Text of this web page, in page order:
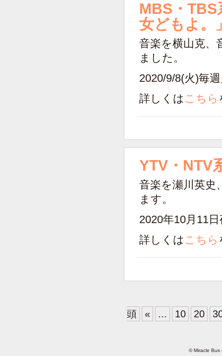
MBS・
女どもよ。
音楽を横山克、
ました。
2020/9/8(火)毎
詳しくは こちら
YTV・NTV
音楽を瀬川英史
ます。
2020年10月11
詳しくは こちら
頭 « ... 10 20
© Miracle Bus